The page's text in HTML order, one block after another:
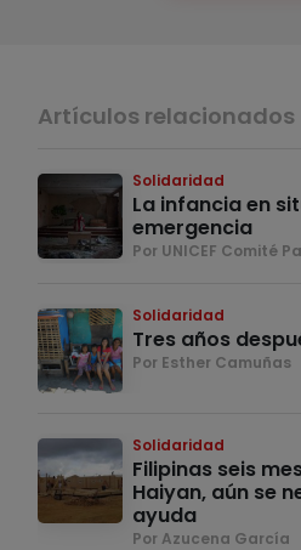
Artículos relacionados
Solidaridad
La infancia en
emergencia
Por UNICEF Comité
Solidaridad
Tres años
Por Esther Camuñas
Solidaridad
Filipinas seis
Haiyan, aún se
ayuda
Por Azucena García